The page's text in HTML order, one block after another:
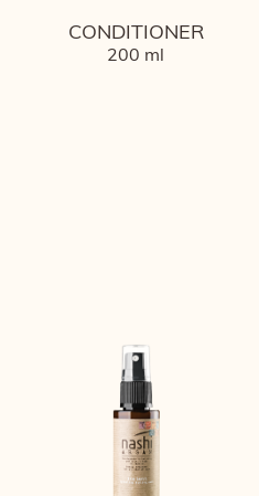
CONDITIONER
200 ml